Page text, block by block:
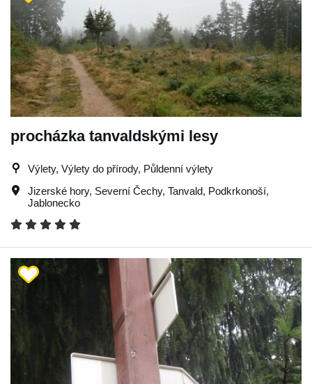
procházka tanvaldskými lesy
Výlety, Výlety do přírody, Půldenní výlety
Jizerské hory, Severní Čechy, Tanvald, Podkrkonoší,
Jablonecko